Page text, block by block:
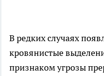
В редких случаях
кровянистые
признаком угрозы